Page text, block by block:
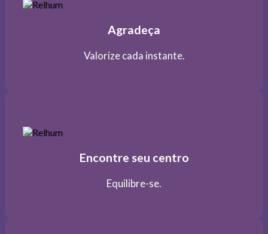
Agradeça
Valorize cada instante.
Encontre seu centro
Equilibre-se.